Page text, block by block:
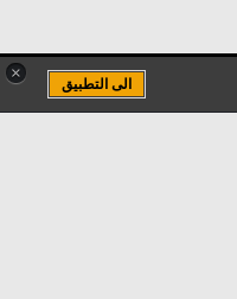
×
الى التطبيق